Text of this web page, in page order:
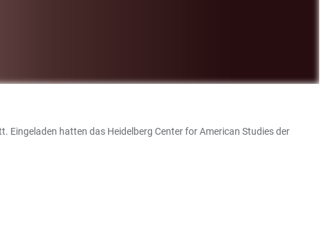
Eingeladen hatten das Heidelberg Center for American Studies der